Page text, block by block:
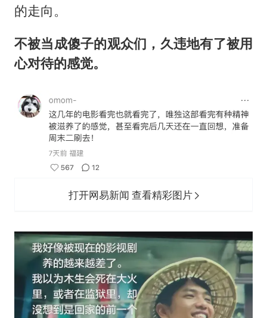
的走向。
不被当成傻子的观众们，久违地有了被用
心对待的感觉。
打开网易新闻 查看精彩图片